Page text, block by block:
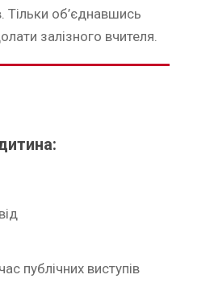
Тільки об’єднавшись
залізного вчителя.
публічних виступів